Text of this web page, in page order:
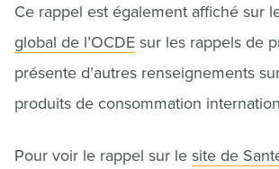
Ce rappel est également affiché sur
global de l’OCDE sur les rappels de
présente d’autres renseignements
produits de consommation
Pour voir le rappel sur le site de